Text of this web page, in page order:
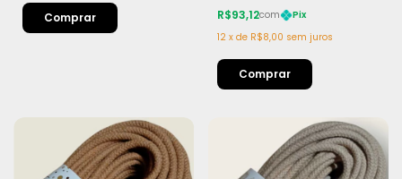
R$93,12com
Pix
12 x de R$8,00 sem juros